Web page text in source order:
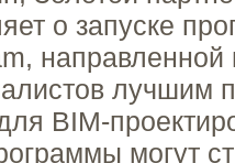
о запуске
направленной
лучшим
BIM-
могут